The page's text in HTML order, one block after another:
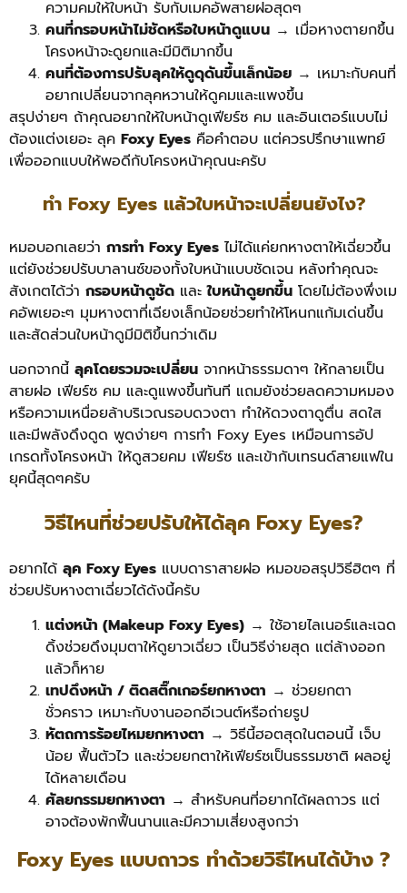
ความคมให้ใบหน้า รับกับเมคอัพสายฝอสุดๆ
คนที่กรอบหน้าไม่ชัดหรือใบหน้าดูแบน → เมื่อหางตายกขึ้น
โครงหน้าจะดูยกและมีมิติมากขึ้น
คนที่ต้องการปรับลุคให้ดูดุดันขึ้นเล็กน้อย → เหมาะกับคนที่
อยากเปลี่ยนจากลุคหวานให้ดูคมและแพงขึ้น
สรุปง่ายๆ ถ้าคุณอยากให้ใบหน้าดูเฟียร์ซ คม และอินเตอร์แบบไม่
ต้องแต่งเยอะ ลุค Foxy Eyes คือคำตอบ แต่ควรปรึกษาแพทย์
เพื่อออกแบบให้พอดีกับโครงหน้าคุณนะครับ
ทำ Foxy Eyes แล้วใบหน้าจะเปลี่ยนยังไง?
หมอบอกเลยว่า การทำ Foxy Eyes ไม่ได้แค่ยกหางตาให้เฉี่ยวขึ้น
แต่ยังช่วยปรับบาลานซ์ของทั้งใบหน้าแบบชัดเจน หลังทำคุณจะ
สังเกตได้ว่า กรอบหน้าดูชัด และใบหน้าดูยกขึ้น โดยไม่ต้องพึ่งเม
คอัพเยอะๆ มุมหางตาที่เฉียงเล็กน้อยช่วยทำให้โหนกแก้มเด่นขึ้น
และสัดส่วนใบหน้าดูมีมิติขึ้นกว่าเดิม
นอกจากนี้ ลุคโดยรวมจะเปลี่ยน จากหน้าธรรมดาๆ ให้กลายเป็น
สายฝอ เฟียร์ซ คม และดูแพงขึ้นทันที แถมยังช่วยลดความหมอง
หรือความเหนื่อยล้าบริเวณรอบดวงตา ทำให้ดวงตาดูตื่น สดใส
และมีพลังดึงดูด พูดง่ายๆ การทำ Foxy Eyes เหมือนการอัป
เกรดทั้งโครงหน้า ให้ดูสวยคม เฟียร์ซ และเข้ากับเทรนด์สายแฟใน
ยุคนี้สุดๆครับ
วิธีไหนที่ช่วยปรับให้ได้ลุค Foxy Eyes?
อยากได้ ลุค Foxy Eyes แบบดาราสายฝอ หมอขอสรุปวิธีฮิตๆ ที่
ช่วยปรับหางตาเฉี่ยวได้ดังนี้ครับ
แต่งหน้า (Makeup Foxy Eyes) → ใช้อายไลเนอร์และเฉด
ดิ้งช่วยดึงมุมตาให้ดูยาวเฉี่ยว เป็นวิธีง่ายสุด แต่ล้างออก
แล้วก็หาย
เทปดึงหน้า / ติดสติ๊กเกอร์ยกหางตา → ช่วยยกตา
ชั่วคราว เหมาะกับงานออกอีเวนต์หรือถ่ายรูป
หัตถการร้อยไหมยกหางตา → วิธีนี้ฮอตสุดในตอนนี้ เจ็บ
น้อย ฟื้นตัวไว และช่วยยกตาให้เฟียร์ซเป็นธรรมชาติ ผลอยู่
ได้หลายเดือน
ศัลยกรรมยกหางตา → สำหรับคนที่อยากได้ผลถาวร แต่
อาจต้องพักฟื้นนานและมีความเสี่ยงสูงกว่า
Foxy Eyes แบบถาวร ทำด้วยวิธีไหนได้บ้าง ?